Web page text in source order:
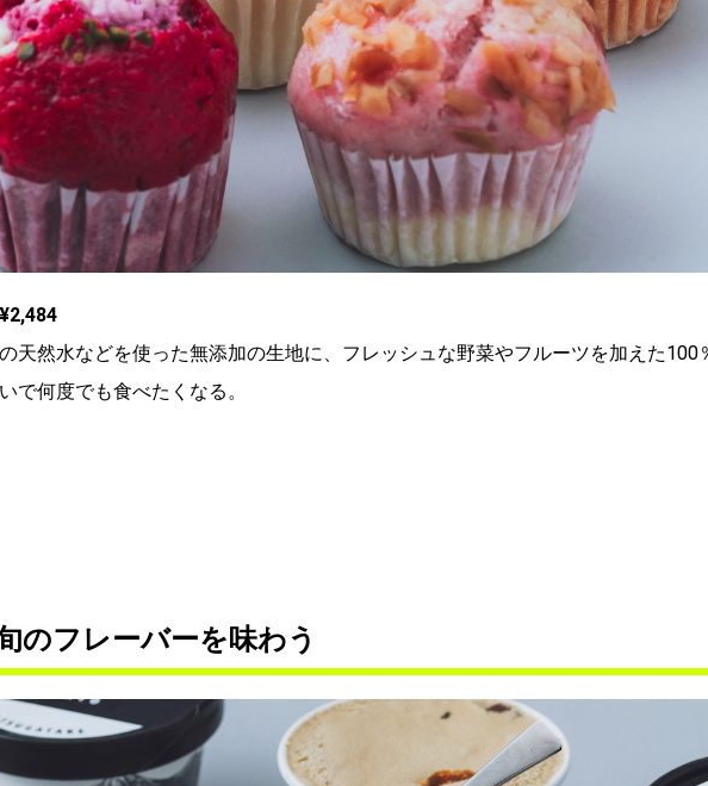
天然水などを使った無添加の生地に、フレッシュな野菜やフルーツを加えた100
で何度でも食べたくなる。
のフレーバーを味わう